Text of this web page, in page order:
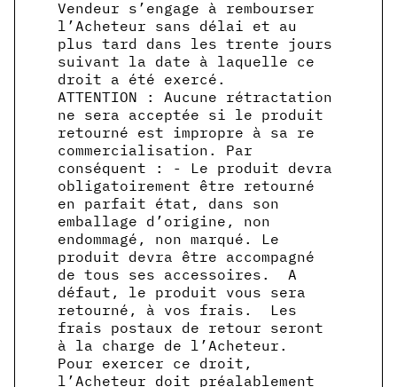
Vendeur s’engage à rembourser
l’Acheteur sans délai et au
plus tard dans les trente jours
suivant la date à laquelle ce
droit a été exercé.
ATTENTION : Aucune rétractation
ne sera acceptée si le produit
retourné est impropre à sa re
commercialisation. Par
conséquent : - Le produit devra
obligatoirement être retourné
en parfait état, dans son
emballage d’origine, non
endommagé, non marqué. Le
produit devra être accompagné
de tous ses accessoires. A
défaut, le produit vous sera
retourné, à vos frais. Les
frais postaux de retour seront
à la charge de l’Acheteur.
Pour exercer ce droit,
l’Acheteur doit préalablement